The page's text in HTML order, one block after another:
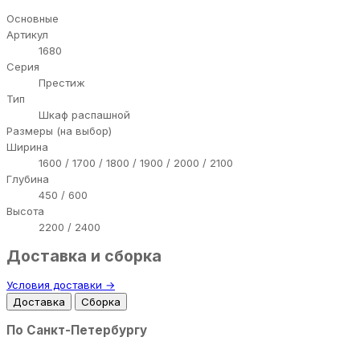
Основные
Артикул
1680
Серия
Престиж
Тип
Шкаф распашной
Размеры (на выбор)
Ширина
1600 / 1700 / 1800 / 1900 / 2000 / 2100
Глубина
450 / 600
Высота
2200 / 2400
Доставка и сборка
Условия доставки →
Доставка
Сборка
По Санкт-Петербургу